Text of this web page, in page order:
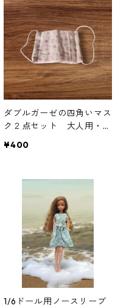
ダブルガーゼの四角いマス
ク２点セット 大人用・子
¥400
1/6ドール用ノースリーブ